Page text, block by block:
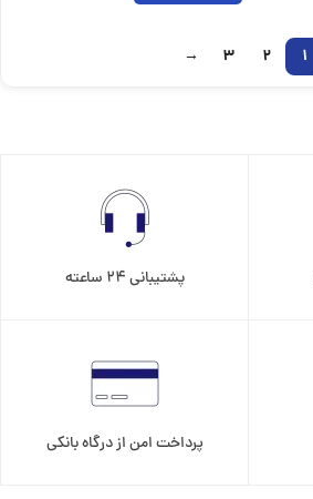
1
2
3
→
پشتیبانی 24 ساعته
پرداخت امن از درگاه بانکی